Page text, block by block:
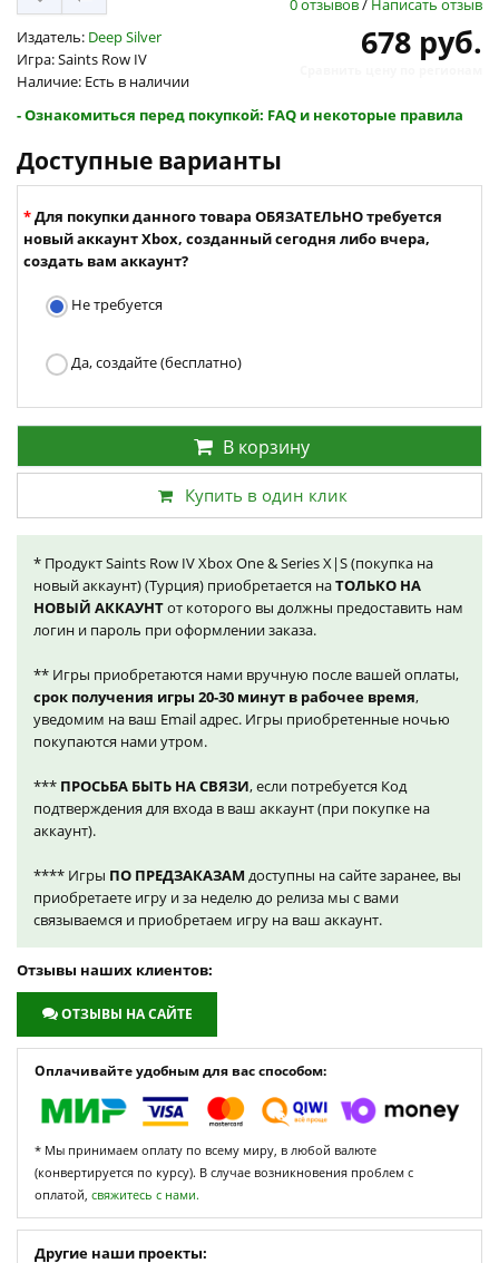
0 отзывов/ Написать отзыв
Издатель: Deep Silver
Игра: Saints Row IV
Наличие: Есть в наличии
678 руб.
- Ознакомиться перед покупкой: FAQ и некоторые правила
Доступные варианты
Для покупки данного товара ОБЯЗАТЕЛЬНО требуется
новый аккаунт Xbox, созданный сегодня либо вчера,
создать вам аккаунт?
Не требуется
Да, создайте (бесплатно)
В корзину
Купить в один клик
* Продукт Saints Row IV Xbox One & Series X|S (покупка на
новый аккаунт) (Турция) приобретается наТОЛЬКО НА
НОВЫЙ АККАУНТот которого вы должны предоставить нам
логин и пароль при оформлении заказа.
** Игры приобретаются нами вручную после вашей оплаты,
срок получения игры 20-30 минут в рабочее время,
уведомим на ваш Email адрес. Игры приобретенные ночью
покупаются нами утром.
*** ПРОСЬБА БЫТЬ НА СВЯЗИ, если потребуется Код
подтверждения для входа в ваш аккаунт (при покупке на
аккаунт).
**** Игры ПО ПРЕДЗАКАЗАМ доступны на сайте заранее, вы
приобретаете игру и за неделю до релиза мы с вами
связываемся и приобретаем игру на ваш аккаунт.
Отзывы наших клиентов:
ОТЗЫВЫ НА САЙТЕ
Оплачивайте удобным для вас способом:
* Мы принимаем оплату по всему миру, в любой валюте
(конвертируется по курсу). В случае возникновения проблем с
оплатой, свяжитесь с нами.
Другие наши проекты: